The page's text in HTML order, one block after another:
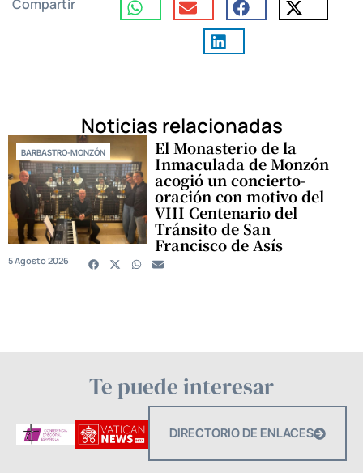
Compartir
Noticias relacionadas
BARBASTRO-MONZÓN El Monasterio de la
Inmaculada de Monzón
acogió un concierto-
oración con motivo del
VIII Centenario del
Tránsito de San
Francisco de Asís
5 Agosto 2026
Te puede interesar
DIRECTORIO DE ENLACES